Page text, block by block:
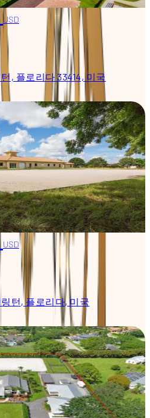
USD
, 플로리다 33414, 미국
USD
턴, 플로리다, 미국